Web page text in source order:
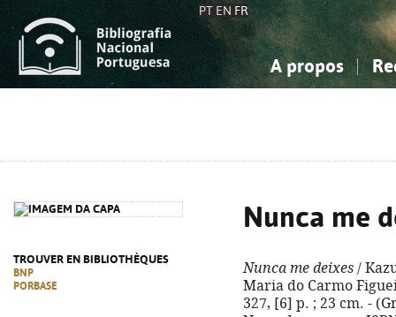
PT EN FR
A propos
TROUVER EN BIBLIOTHÈQUES
BNP
PORBASE
Nunca me
Nunca me deixes /
Maria do Carmo
327, [6] p. ; 23 cm. -